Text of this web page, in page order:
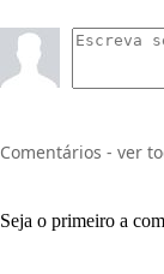
Comentários - ver
Seja o primeiro a